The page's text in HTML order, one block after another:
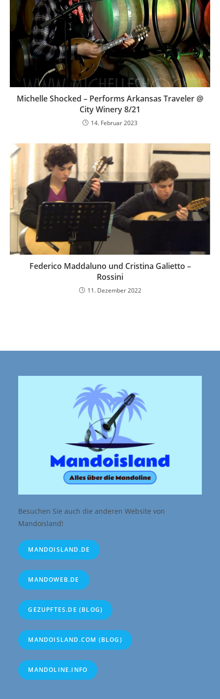
Michelle Shocked – Performs Arkansas Traveler @
City Winery 8/21
14. Februar 2023
Federico Maddaluno und Cristina Galietto –
Rossini
11. Dezember 2022
Besuchen Sie auch die anderen Website von
Mandoisland!
MANDOISLAND.DE
MANDOWEB.DE
GEZUPFTES.DE (BLOG)
MANDOISLAND.COM (BLOG)
MANDOLINE.INFO